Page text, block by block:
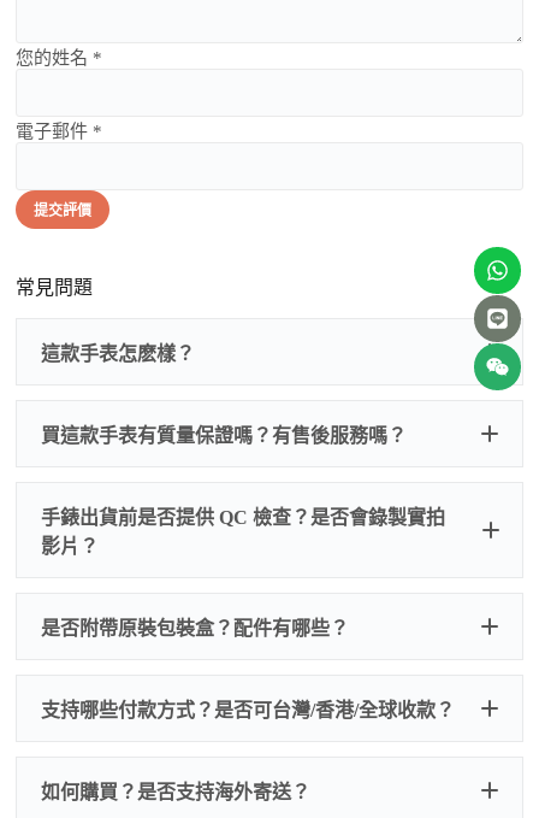
您的姓名 *
電子郵件 *
提交評價
常見問題
這款手表怎麽樣？
買這款手表有質量保證嗎？有售後服務嗎？
為事故，免費維修三年
人為事故我們只收更換配件
手錶出貨前是否提供 QC 檢查？是否會錄製實拍
影片？
質檢查
度、錶帶等部位是否完好無瑕、貼合緊密。
是否附帶原裝包裝盒？配件有哪些？
我們默認會提供普通盒子，如果需要原裝盒子可
以找我們搭配，選擇原裝盒子附屬配件：原裝盒
如是鋼帶手錶會贈送拆錶帶工具。
支持哪些付款方式？是否可台灣/香港/全球收款？
如何購買？是否支持海外寄送？